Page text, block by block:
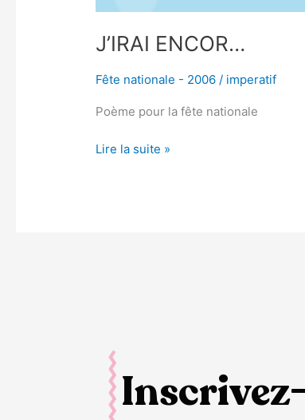
J’IRAI ENCOR…
Fête nationale - 2006 / imperatif
Poème pour la fête nationale
Lire la suite »